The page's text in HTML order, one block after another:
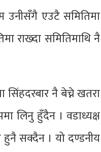
उनीसँगै एउटै समितिमा
राख्दा समितिमाथि नै
सिंहदरबार नै बेच्ने खतरा
लिनु हुँदैन । वडाध्यक्ष
हुनै सक्दैन । यो दण्डनीय